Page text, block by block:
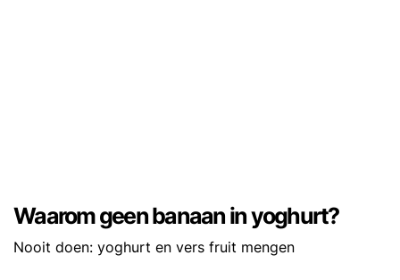
Waarom geen banaan in yoghurt?
Nooit doen: yoghurt en vers fruit mengen